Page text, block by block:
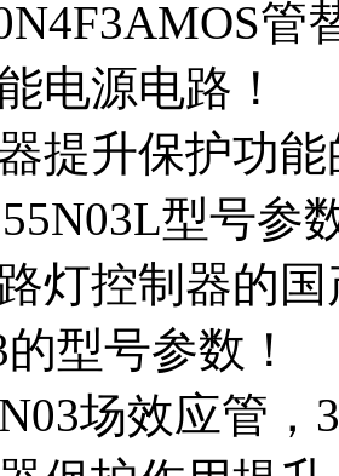
管
电源电路！
提升保护功
型号参
灯控制器的
型号参数！
场效应管